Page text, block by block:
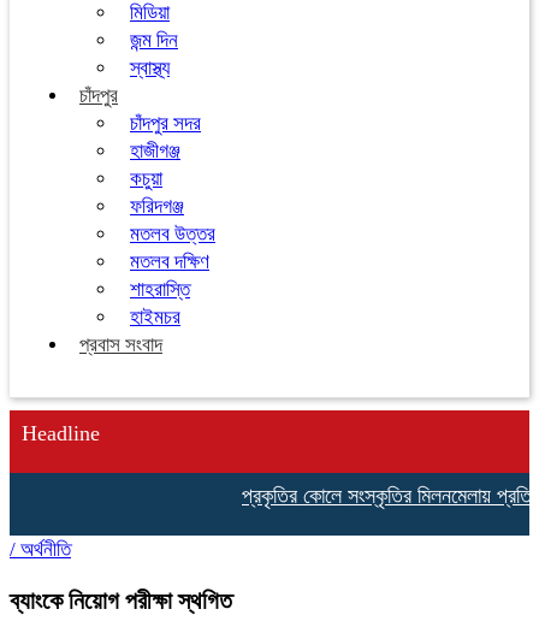
মিডিয়া
জন্ম দিন
স্বাস্থ্য
চাঁদপুর
চাঁদপুর সদর
হাজীগঞ্জ
কচুয়া
ফরিদগঞ্জ
মতলব উত্তর
মতলব দক্ষিণ
শাহরাস্তি
হাইমচর
প্রবাস সংবাদ
Headline
প্রকৃতির কোলে সংস্কৃতির মিলনমেলায়
/ অর্থনীতি
ব্যাংকে নিয়োগ পরীক্ষা স্থগিত